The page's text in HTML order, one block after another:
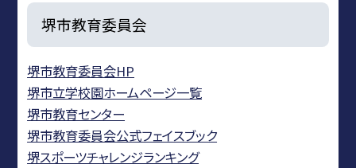
堺市教育委員会
堺市教育委員会HP
堺市立学校園ホームページ一覧
堺市教育センター
堺市教育委員会公式フェイスブック
堺スポーツチャレンジランキング